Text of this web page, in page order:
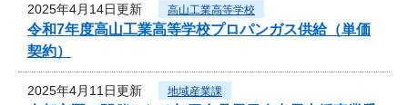
2025年4月14日更新 高山工業高等学校
令和7年度高山工業高等学校プロパンガス供給（単価
契約）
2025年4月11日更新 地域産業課